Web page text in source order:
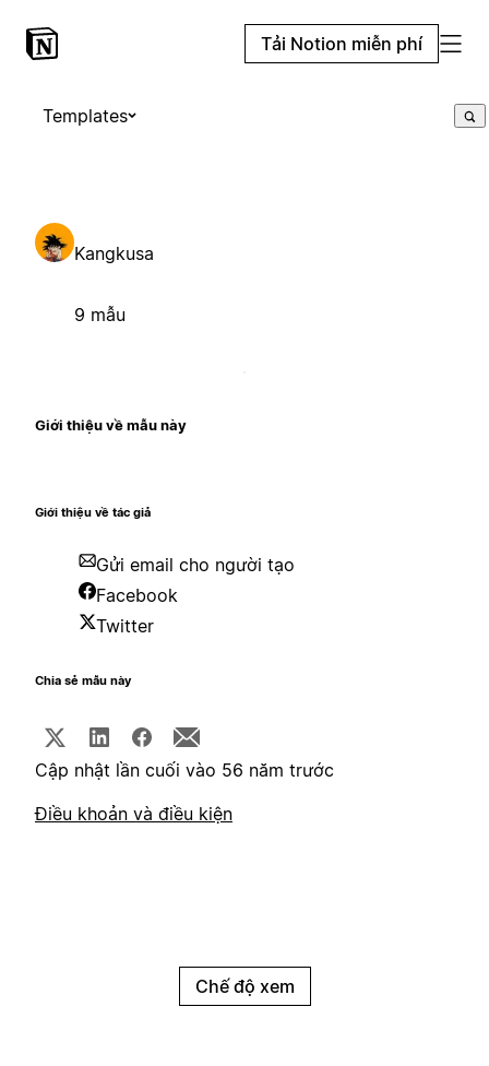
Tải Notion miễn phí
Templates
Kangkusa
9 mẫu
Giới thiệu về mẫu này
Giới thiệu về tác giả
Gửi email cho người tạo
Facebook
Twitter
Chia sẻ mẫu này
Cập nhật lần cuối vào 56 năm trước
Điều khoản và điều kiện
Chế độ xem